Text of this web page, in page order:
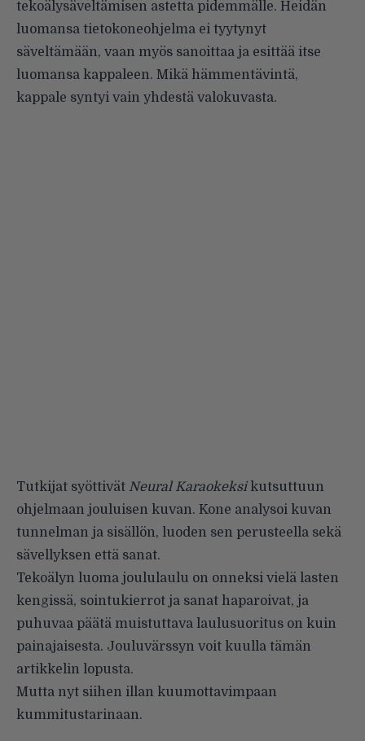
tekoälysäveltämisen astetta pidemmälle. Heidän
luomansa tietokoneohjelma ei tyytynyt
säveltämään, vaan myös sanoittaa ja esittää itse
luomansa kappaleen. Mikä hämmentävintä,
kappale syntyi vain yhdestä valokuvasta.
Tutkijat syöttivät Neural Karaokeksikutsuttuun
ohjelmaan jouluisen kuvan. Kone analysoi kuvan
tunnelman ja sisällön, luoden sen perusteella sekä
sävellyksen että sanat.
Tekoälyn luoma joululaulu on onneksi vielä lasten
kengissä, sointukierrot ja sanat haparoivat, ja
puhuvaa päätä muistuttava laulusuoritus on kuin
painajaisesta. Jouluvärssyn voit kuulla tämän
artikkelin lopusta.
Mutta nyt siihen illan kuumottavimpaan
kummitustarinaan.